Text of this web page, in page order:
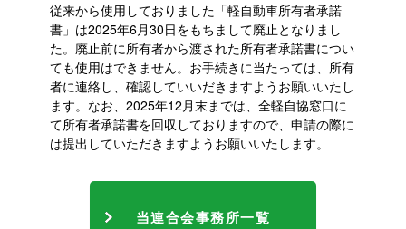
従来から使⽤しておりました「軽⾃動⾞所有者承諾
書」は2025年6⽉30⽇をもちまして廃⽌となりまし
た。廃⽌前に所有者から渡された所有者承諾書につい
ても使⽤はできません。お⼿続きに当たっては、所有
者に連絡し、確認していいだきますようお願いいたし
ます。なお、2025年12⽉末までは、全軽⾃協窓⼝に
て所有者承諾書を回収しておりますので、申請の際に
は提出していただきますようお願いいたします。
当連合会事務所一覧